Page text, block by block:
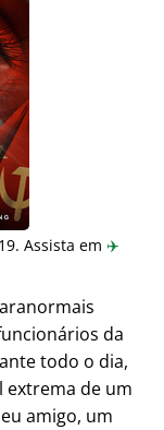
Assista em ✈️
da
todo o dia,
extrema de um
amigo, um